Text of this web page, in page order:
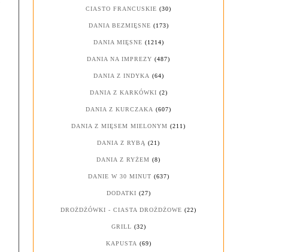
CIASTO FRANCUSKIE (30)
DANIA BEZMIĘSNE (173)
DANIA MIĘSNE (1214)
DANIA NA IMPREZY (487)
DANIA Z INDYKA (64)
DANIA Z KARKÓWKI (2)
DANIA Z KURCZAKA (607)
DANIA Z MIĘSEM MIELONYM (211)
DANIA Z RYBĄ (21)
DANIA Z RYŻEM (8)
DANIE W 30 MINUT (637)
DODATKI (27)
DROŻDŻÓWKI - CIASTA DROŻDŻOWE (22)
GRILL (32)
KAPUSTA (69)